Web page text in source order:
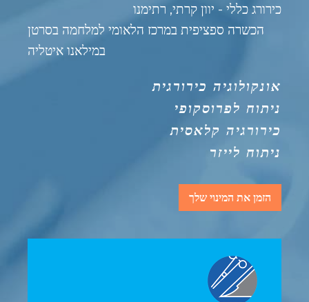
כירורג כללי - יוון קרתי, רתימנו
הכשרה ספציפית במרכז הלאומי למלחמה בסרטן
במילאנו איטליה
אונקולוגיה כירורגית
ניתוח לפרוסקופי
כירורגיה קלאסית
ניתוח לייזר
הזמן את המינוי שלך